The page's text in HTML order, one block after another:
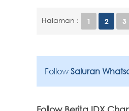
Halaman : 1 2 3
Follow Saluran